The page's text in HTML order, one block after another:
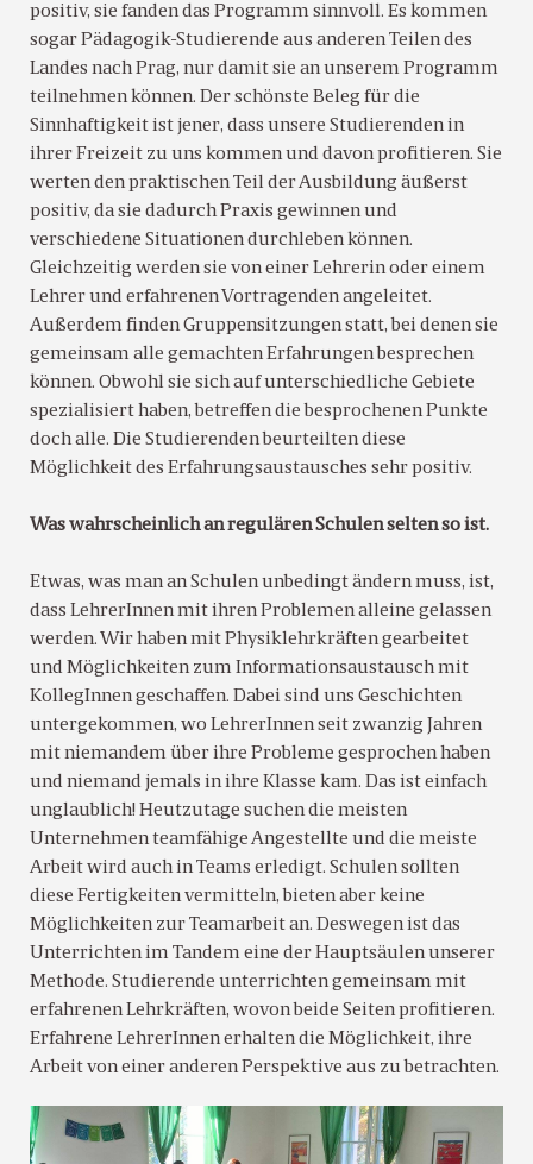
positiv, sie fanden das Programm sinnvoll. Es kommen
sogar Pädagogik-Studierende aus anderen Teilen des
Landes nach Prag, nur damit sie an unserem Programm
teilnehmen können. Der schönste Beleg für die
Sinnhaftigkeit ist jener, dass unsere Studierenden in
ihrer Freizeit zu uns kommen und davon profitieren. Sie
werten den praktischen Teil der Ausbildung äußerst
positiv, da sie dadurch Praxis gewinnen und
verschiedene Situationen durchleben können.
Gleichzeitig werden sie von einer Lehrerin oder einem
Lehrer und erfahrenen Vortragenden angeleitet.
Außerdem finden Gruppensitzungen statt, bei denen sie
gemeinsam alle gemachten Erfahrungen besprechen
können. Obwohl sie sich auf unterschiedliche Gebiete
spezialisiert haben, betreffen die besprochenen Punkte
doch alle. Die Studierenden beurteilten diese
Möglichkeit des Erfahrungsaustausches sehr positiv.
Was wahrscheinlich an regulären Schulen selten so ist.
Etwas, was man an Schulen unbedingt ändern muss, ist,
dass LehrerInnen mit ihren Problemen alleine gelassen
werden. Wir haben mit Physiklehrkräften gearbeitet
und Möglichkeiten zum Informationsaustausch mit
KollegInnen geschaffen. Dabei sind uns Geschichten
untergekommen, wo LehrerInnen seit zwanzig Jahren
mit niemandem über ihre Probleme gesprochen haben
und niemand jemals in ihre Klasse kam. Das ist einfach
unglaublich! Heutzutage suchen die meisten
Unternehmen teamfähige Angestellte und die meiste
Arbeit wird auch in Teams erledigt. Schulen sollten
diese Fertigkeiten vermitteln, bieten aber keine
Möglichkeiten zur Teamarbeit an. Deswegen ist das
Unterrichten im Tandem eine der Hauptsäulen unserer
Methode. Studierende unterrichten gemeinsam mit
erfahrenen Lehrkräften, wovon beide Seiten profitieren.
Erfahrene LehrerInnen erhalten die Möglichkeit, ihre
Arbeit von einer anderen Perspektive aus zu betrachten.